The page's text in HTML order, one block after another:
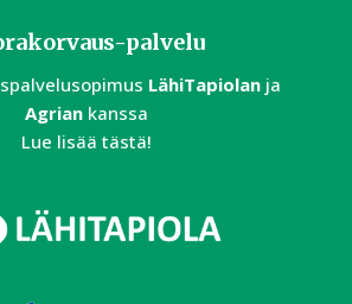
palvelu
LähiTapiolanja
Agriankanssa
Lue lisää tästä!